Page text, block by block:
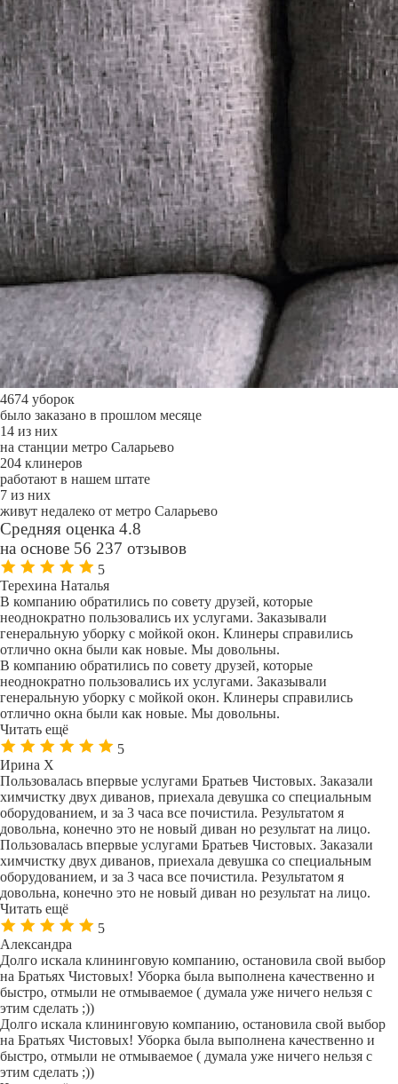
4674 уборок
было заказано в прошлом месяце
14 из них
на станции метро Саларьево
204 клинеров
работают в нашем штате
7 из них
живут недалеко от метро Саларьево
Средняя оценка 4.8
на основе 56 237 отзывов
5
Терехина Наталья
В компанию обратились по совету друзей, которые
неоднократно пользовались их услугами. Заказывали
генеральную уборку с мойкой окон. Клинеры справились
отлично окна были как новые. Мы довольны.
В компанию обратились по совету друзей, которые
неоднократно пользовались их услугами. Заказывали
генеральную уборку с мойкой окон. Клинеры справились
отлично окна были как новые. Мы довольны.
Читать ещё
5
Ирина Х
Пользовалась впервые услугами Братьев Чистовых. Заказали
химчистку двух диванов, приехала девушка со специальным
оборудованием, и за 3 часа все почистила. Результатом я
довольна, конечно это не новый диван но результат на лицо.
Пользовалась впервые услугами Братьев Чистовых. Заказали
химчистку двух диванов, приехала девушка со специальным
оборудованием, и за 3 часа все почистила. Результатом я
довольна, конечно это не новый диван но результат на лицо.
Читать ещё
5
Александра
Долго искала клининговую компанию, остановила свой выбор
на Братьях Чистовых! Уборка была выполнена качественно и
быстро, отмыли не отмываемое ( думала уже ничего нельзя с
этим сделать ;))
Долго искала клининговую компанию, остановила свой выбор
на Братьях Чистовых! Уборка была выполнена качественно и
быстро, отмыли не отмываемое ( думала уже ничего нельзя с
этим сделать ;))